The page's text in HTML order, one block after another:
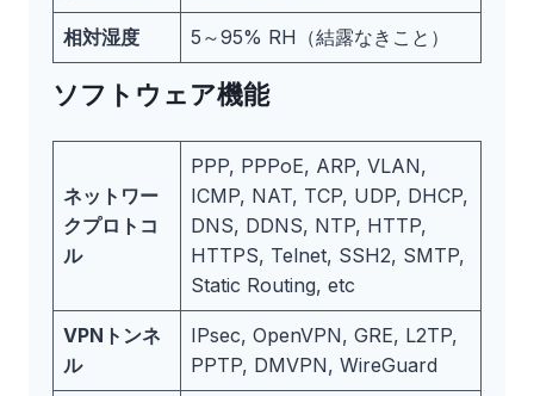
相対湿度 5～95% RH（結露なきこと）
ソフトウェア機能
ネットワー
クプロトコ
ル
PPP, PPPoE, ARP, VLAN,
ICMP, NAT, TCP, UDP, DHCP,
DNS, DDNS, NTP, HTTP,
HTTPS, Telnet, SSH2, SMTP,
Static Routing, etc
VPNトンネ
ル
IPsec, OpenVPN, GRE, L2TP,
PPTP, DMVPN, WireGuard